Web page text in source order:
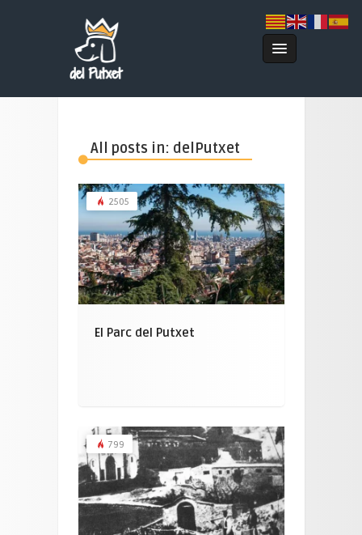
All posts in: delPutxet
2505
El Parc del Putxet
799